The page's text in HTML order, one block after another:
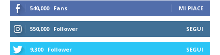
540,000 Fans MI PIACE
550,000 Follower SEGUI
9,300 Follower SEGUI